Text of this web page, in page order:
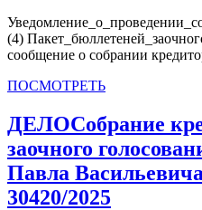
(4)
сообщение о собрании
ПОСМОТРЕТЬ
ДЕЛОСобрание
заочного
Павла
30420/2025